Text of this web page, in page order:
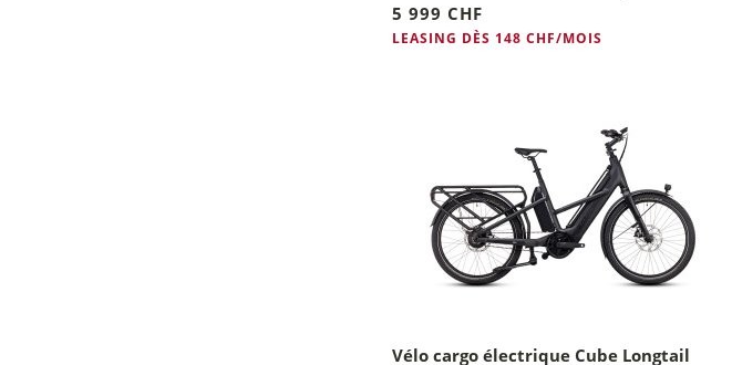
plus loin.
5 999 CHF
LEASING DÈS 148 CHF/MOIS
Vélo cargo électrique Cube Longtail